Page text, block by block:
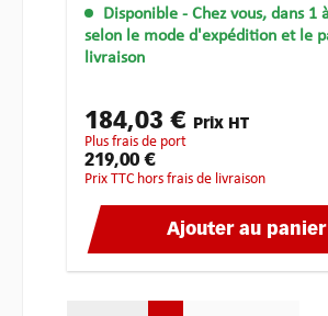
Disponible - Chez vous, dans 1
selon le mode d'expédition et le
livraison
184,03 € Prix HT
plus frais de port
219,00 €
Prix TTC hors frais de livraison
Ajouter au panier